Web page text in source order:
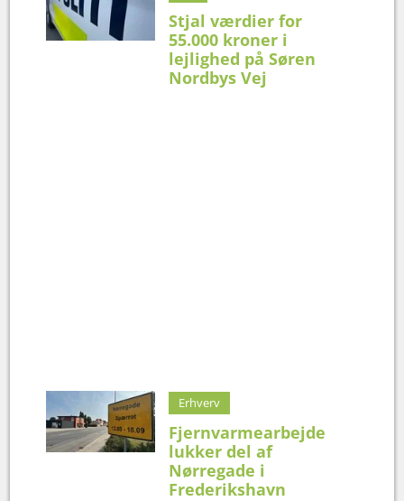
Stjal værdier for
55.000 kroner i
lejlighed på Søren
Nordbys Vej
Erhverv
Fjernvarmearbejde
lukker del af
Nørregade i
Frederikshavn